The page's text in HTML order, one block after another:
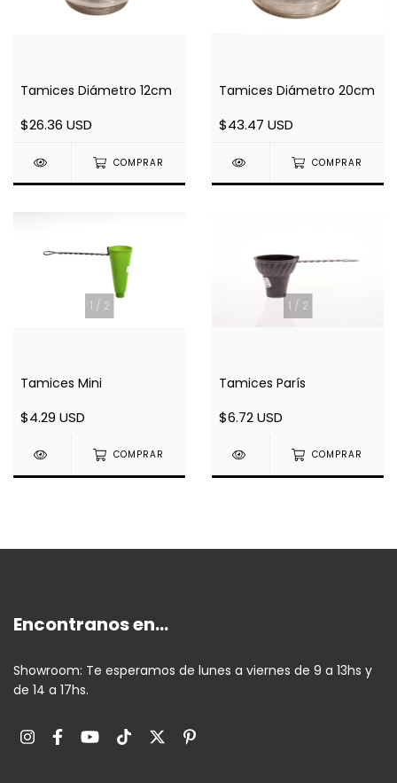
Tamices Diámetro 12cm
$26.36 USD
COMPRAR
Tamices Diámetro 20cm
$43.47 USD
COMPRAR
1 / 2
Tamices Mini
$4.29 USD
COMPRAR
1 / 2
Tamices París
$6.72 USD
COMPRAR
Encontranos en...
Showroom: Te esperamos de lunes a viernes de 9 a 13hs y
de 14 a 17hs.